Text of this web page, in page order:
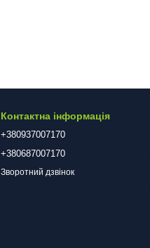
Контактна інформація
+380937007170
+380687007170
Зворотний дзвінок